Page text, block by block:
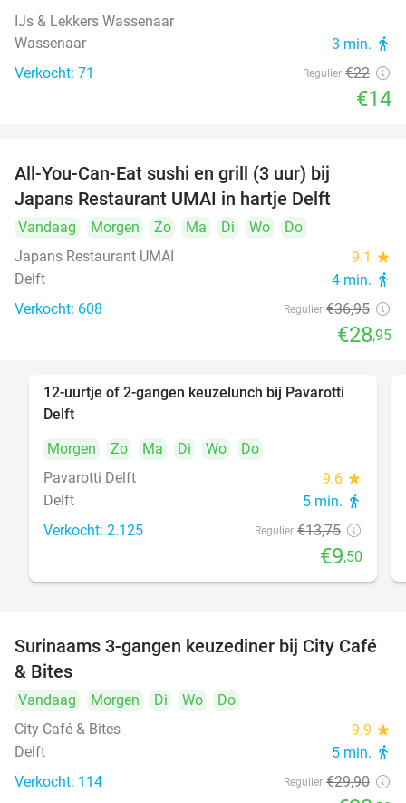
IJs & Lekkers Wassenaar
Wassenaar
3 min. directions_walk
Verkocht: 71 Regulier €22
€14
All-You-Can-Eat sushi en grill (3 uur) bij
Japans Restaurant UMAI in hartje Delft
Vandaag Morgen Zo Ma Di Wo
Do
Japans Restaurant UMAI
9.1 star
Delft 4 min. directions_walk
Verkocht: 608 Regulier €36,95
€28,95
31%
12-uurtje of 2-gangen keuzelunch bij Pavarotti
Delft
Morgen
Zo Ma Di Wo
Do
Pavarotti Delft
9.6 star
Delft 5 min. directions_walk
Verkocht: 2.125 Regulier €13,75
€9,50
21%
Surinaams 3-gangen keuzediner bij City Café
& Bites
Vandaag Morgen Di Wo
Do
City Café & Bites
9.9 star
Delft 5 min. directions_walk
Verkocht: 114 Regulier €29,90